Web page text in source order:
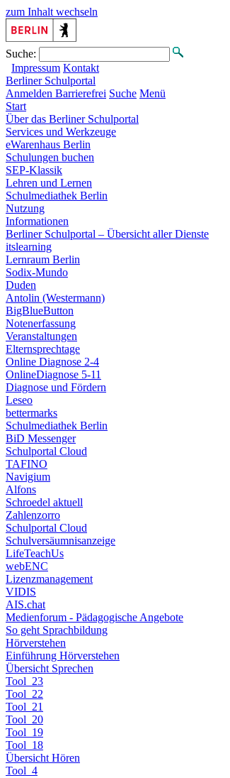
zum Inhalt wechseln
Suche:
Impressum Kontakt
Berliner Schulportal
Anmelden Barrierefrei Suche Menü
Start
Über das Berliner Schulportal
Services und Werkzeuge
eWarenhaus Berlin
Schulungen buchen
SEP-Klassik
Lehren und Lernen
Schulmediathek Berlin
Nutzung
Informationen
Berliner Schulportal – Übersicht aller Dienste
itslearning
Lernraum Berlin
Sodix-Mundo
Duden
Antolin (Westermann)
BigBlueButton
Notenerfassung
Veranstaltungen
Elternsprechtage
Online Diagnose 2-4
OnlineDiagnose 5-11
Diagnose und Fördern
Leseo
bettermarks
Schulmediathek Berlin
BiD Messenger
Schulportal Cloud
TAFINO
Navigium
Alfons
Schroedel aktuell
Zahlenzorro
Schulportal Cloud
Schulversäumnisanzeige
LifeTeachUs
webENC
Lizenzmanagement
VIDIS
AIS.chat
Medienforum - Pädagogische Angebote
So geht Sprachbildung
Hörverstehen
Einführung Hörverstehen
Übersicht Sprechen
Tool_23
Tool_22
Tool_21
Tool_20
Tool_19
Tool_18
Übersicht Hören
Tool_4